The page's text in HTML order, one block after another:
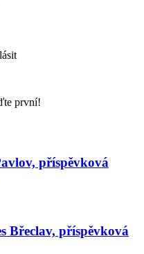
první!
příspěvková
Břeclav, příspěvková